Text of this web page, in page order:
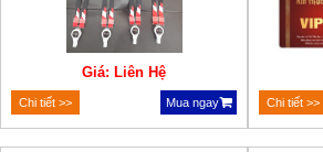
Giá: Liên Hệ
Chi tiết >> Mua ngay Chi tiết >>